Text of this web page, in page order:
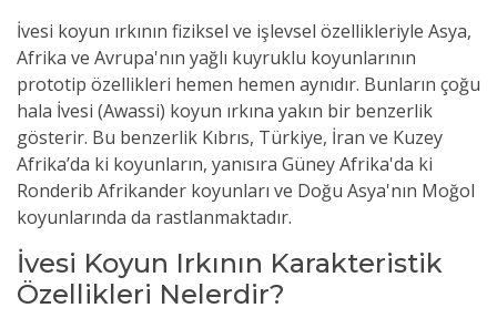
İvesi koyun ırkının fiziksel ve işlevsel özellikleriyle Asya,
Afrika ve Avrupa'nın yağlı kuyruklu koyunlarının
prototip özellikleri hemen hemen aynıdır. Bunların çoğu
hala İvesi (Awassi) koyun ırkına yakın bir benzerlik
gösterir. Bu benzerlik Kıbrıs, Türkiye, İran ve Kuzey
Afrika’da ki koyunların, yanısıra Güney Afrika'da ki
Ronderib Afrikander koyunları ve Doğu Asya'nın Moğol
koyunlarında da rastlanmaktadır.
İvesi Koyun Irkının Karakteristik
Özellikleri Nelerdir?